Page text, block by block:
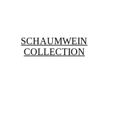
SCHAUMWEIN
COLLECTION